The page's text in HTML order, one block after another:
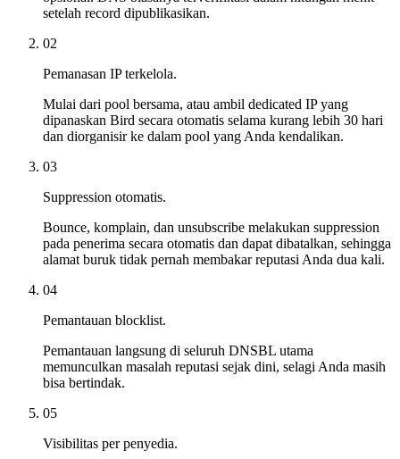
setelah record dipublikasikan.
02
Pemanasan IP terkelola.
Mulai dari pool bersama, atau ambil dedicated IP yang
dipanaskan Bird secara otomatis selama kurang lebih 30 hari
dan diorganisir ke dalam pool yang Anda kendalikan.
03
Suppression otomatis.
Bounce, komplain, dan unsubscribe melakukan suppression
pada penerima secara otomatis dan dapat dibatalkan, sehingga
alamat buruk tidak pernah membakar reputasi Anda dua kali.
04
Pemantauan blocklist.
Pemantauan langsung di seluruh DNSBL utama
memunculkan masalah reputasi sejak dini, selagi Anda masih
bisa bertindak.
05
Visibilitas per penyedia.